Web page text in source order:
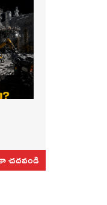
చదవండి